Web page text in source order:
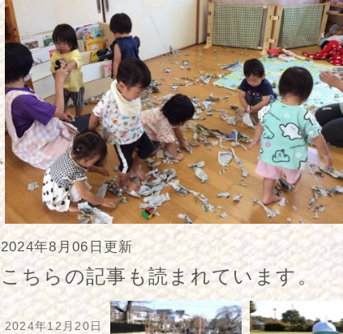
2024年8月06日更新
こちらの記事も読まれています。
2024年12月20日